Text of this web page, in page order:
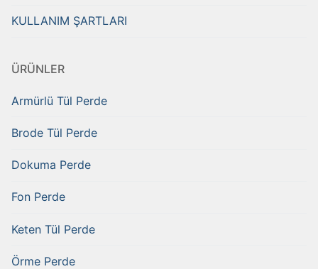
KULLANIM ŞARTLARI
ÜRÜNLER
Armürlü Tül Perde
Brode Tül Perde
Dokuma Perde
Fon Perde
Keten Tül Perde
Örme Perde